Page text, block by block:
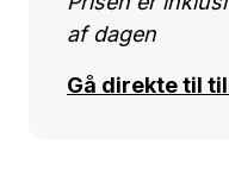
af dagen
Gå direkte til